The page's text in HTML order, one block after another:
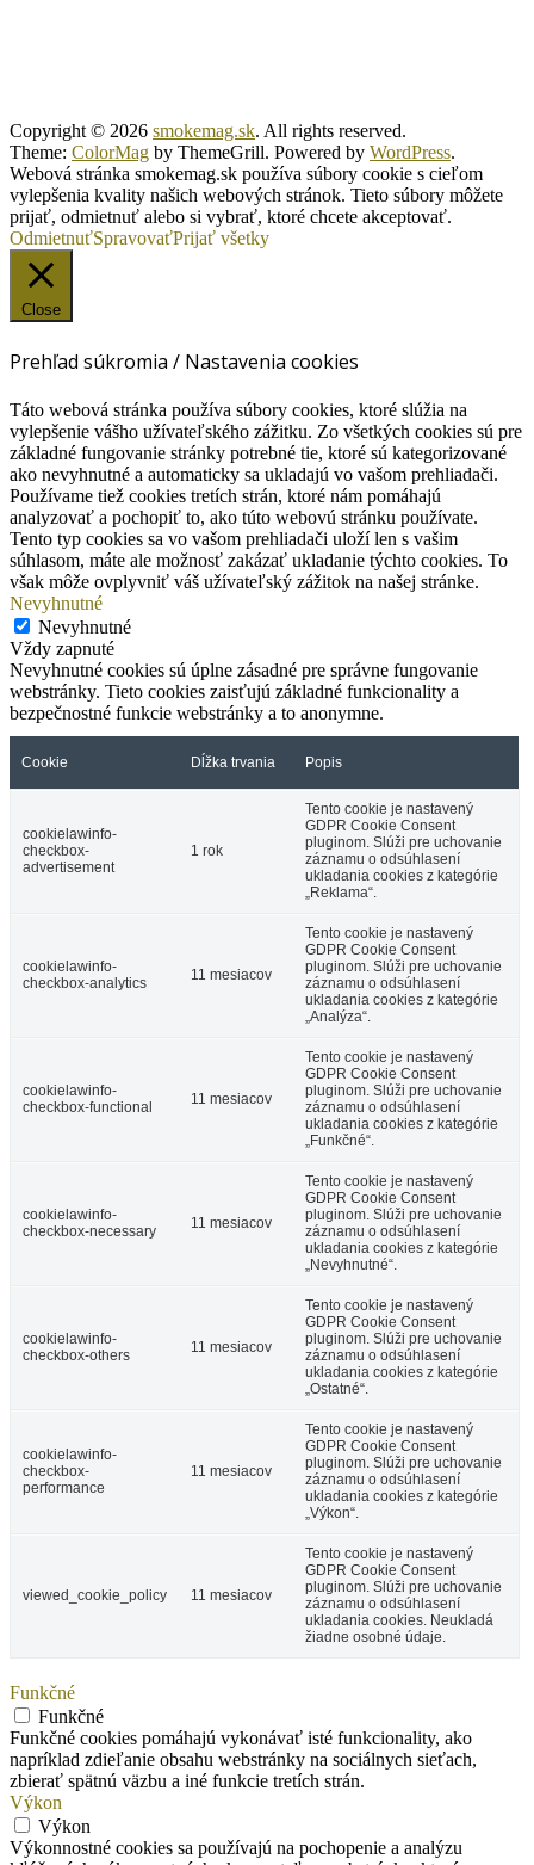
Copyright © 2026 smokemag.sk. All rights reserved.
Theme: ColorMag by ThemeGrill. Powered by WordPress.
Webová stránka smokemag.sk používa súbory cookie s cieľom
vylepšenia kvality našich webových stránok. Tieto súbory môžete
prijať, odmietnuť alebo si vybrať, ktoré chcete akceptovať.
OdmietnuťSpravovaťPrijať všetky
Close
Prehľad súkromia / Nastavenia cookies
Táto webová stránka používa súbory cookies, ktoré slúžia na
vylepšenie vášho užívateľského zážitku. Zo všetkých cookies sú pre
základné fungovanie stránky potrebné tie, ktoré sú kategorizované
ako nevyhnutné a automaticky sa ukladajú vo vašom prehliadači.
Používame tiež cookies tretích strán, ktoré nám pomáhajú
analyzovať a pochopiť to, ako túto webovú stránku používate.
Tento typ cookies sa vo vašom prehliadači uloží len s vašim
súhlasom, máte ale možnosť zakázať ukladanie týchto cookies. To
však môže ovplyvniť váš užívateľský zážitok na našej stránke.
Nevyhnutné
Nevyhnutné
Vždy zapnuté
Nevyhnutné cookies sú úplne zásadné pre správne fungovanie
webstránky. Tieto cookies zaisťujú základné funkcionality a
bezpečnostné funkcie webstránky a to anonymne.
Cookie Dĺžka trvania Popis
cookielawinfo-
checkbox-
advertisement
1 rok
Tento cookie je nastavený
GDPR Cookie Consent
pluginom. Slúži pre uchovanie
záznamu o odsúhlasení
ukladania cookies z kategórie
„Reklama“.
cookielawinfo-
checkbox-analytics
11 mesiacov
Tento cookie je nastavený
GDPR Cookie Consent
pluginom. Slúži pre uchovanie
záznamu o odsúhlasení
ukladania cookies z kategórie
„Analýza“.
cookielawinfo-
checkbox-functional
11 mesiacov
Tento cookie je nastavený
GDPR Cookie Consent
pluginom. Slúži pre uchovanie
záznamu o odsúhlasení
ukladania cookies z kategórie
„Funkčné“.
cookielawinfo-
checkbox-necessary
11 mesiacov
Tento cookie je nastavený
GDPR Cookie Consent
pluginom. Slúži pre uchovanie
záznamu o odsúhlasení
ukladania cookies z kategórie
„Nevyhnutné“.
cookielawinfo-
checkbox-others
11 mesiacov
Tento cookie je nastavený
GDPR Cookie Consent
pluginom. Slúži pre uchovanie
záznamu o odsúhlasení
ukladania cookies z kategórie
„Ostatné“.
cookielawinfo-
checkbox-
performance
11 mesiacov
Tento cookie je nastavený
GDPR Cookie Consent
pluginom. Slúži pre uchovanie
záznamu o odsúhlasení
ukladania cookies z kategórie
„Výkon“.
viewed_cookie_policy 11 mesiacov
Tento cookie je nastavený
GDPR Cookie Consent
pluginom. Slúži pre uchovanie
záznamu o odsúhlasení
ukladania cookies. Neukladá
žiadne osobné údaje.
Funkčné
Funkčné
Funkčné cookies pomáhajú vykonávať isté funkcionality, ako
napríklad zdieľanie obsahu webstránky na sociálnych sieťach,
zbierať spätnú väzbu a iné funkcie tretích strán.
Výkon
Výkon
Výkonnostné cookies sa používajú na pochopenie a analýzu